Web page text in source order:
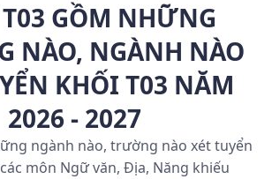
GỒM NHỮNG
NÀO, NGÀNH NÀO
KHỐI T03 NĂM
2026 - 2027
ngành nào, trường nào xét tuyển
môn Ngữ văn, Địa, Năng khiếu